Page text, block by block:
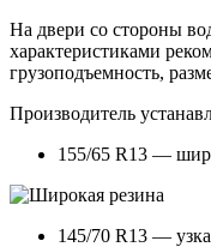
На двери со стороны
характеристиками
грузоподъемность,
Производитель
155/65 R13 —
145/70 R13 —